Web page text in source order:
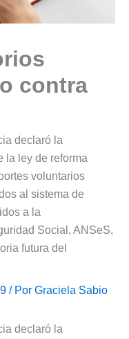
contra
declaró la
la ley de reforma
voluntarios
al sistema de
a la
Social, ANSeS,
futura del
/ Por Graciela Sabio
declaró la